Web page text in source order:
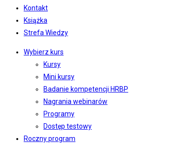
Kontakt
Książka
Strefa Wiedzy
Wybierz kurs
Kursy
Mini kursy
Badanie kompetencji HRBP
Nagrania webinarów
Programy
Dostęp testowy
Roczny program